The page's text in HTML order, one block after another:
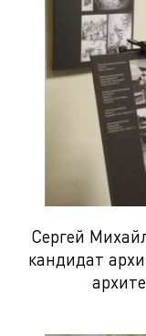
Сергей
кандидат